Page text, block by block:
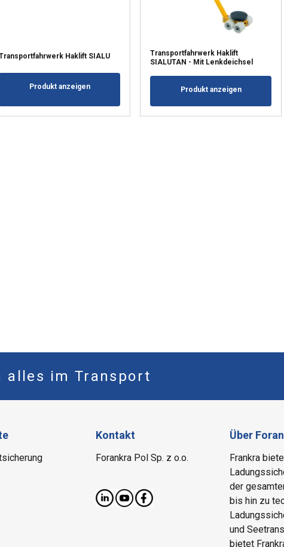
Haklift SIALU
Produkt anzeigen
Transportfahrwerk Haklift
SIALUTAN - Mit Lenkdeichsel
Produkt anzeigen
alles im Transport
Kontakt
Forankra Pol Sp. z o.o.
Über
Frankra
der
bis hin zu
und
bietet